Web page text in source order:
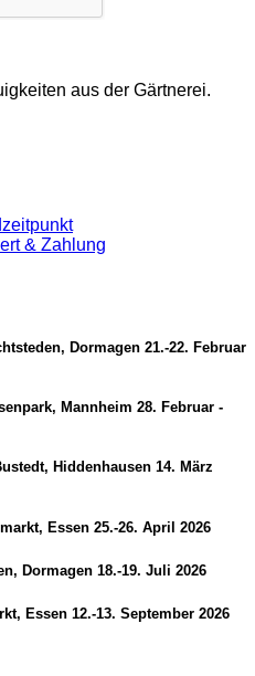
aus der Gärtnerei.
& Zahlung
Dormagen 21.-22. Februar
Mannheim 28. Februar -
Hiddenhausen 14. März
Essen 25.-26. April 2026
Dormagen 18.-19. Juli 2026
Essen 12.-13. September 2026